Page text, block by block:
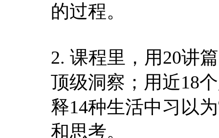
的过程。
2. 课程里，用20讲
顶级洞察；用近18
释14种生活中习以
和思考。